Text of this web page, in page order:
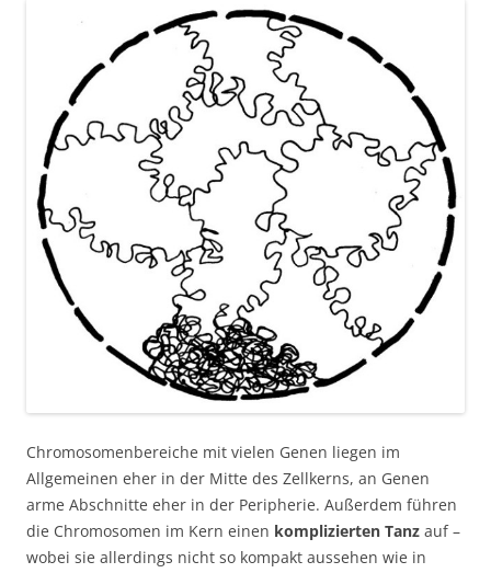
Chromosomenbereiche mit vielen Genen liegen im
Allgemeinen eher in der Mitte des Zellkerns, an Genen
arme Abschnitte eher in der Peripherie. Außerdem führen
die Chromosomen im Kern einen komplizierten Tanz auf –
wobei sie allerdings nicht so kompakt aussehen wie in